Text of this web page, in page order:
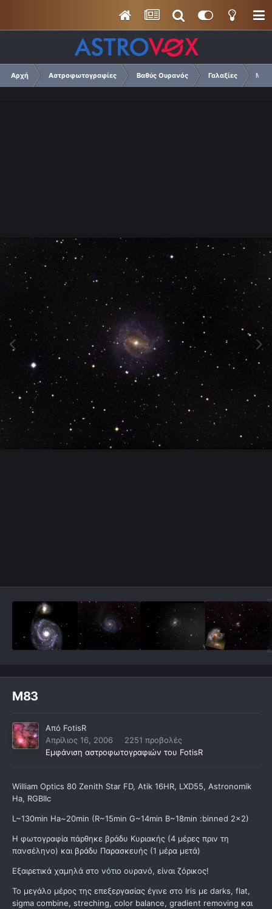
Αρχή Αστροφωτογραφίες Βαθύς Ουρανός Γαλαξίες M83
M83
Από FotisR
Απρίλιος 16, 2006
2251 προβολές
Εμφάνιση αστροφωτογραφιών του FotisR
William Optics 80 Zenith Star FD, Atik 16HR, LXD55, Astronomik
Ha, RGBIIc
L~130min Ha~20min (R~15min G~14min B~18min :binned 2x2)
H φωτογραφία πάρθηκε βράδυ Κυριακής (4 μέρες πριν τη
πανσέληνο) και βράδυ Παρασκευής (1 μέρα μετά)
Εξαιρετικά χαμηλά στο νότιο ουρανό, είναι ζόρικος!
Το μεγάλο μέρος της επεξεργασίας έγινε στο Iris με darks, flat,
sigma combine, streching, color balance, gradient removing και